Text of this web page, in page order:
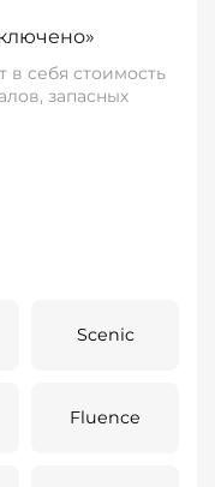
в себя стоимость
запасных
Scenic
Fluence